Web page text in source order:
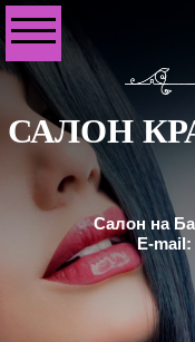
САЛОН
Салон на
E-